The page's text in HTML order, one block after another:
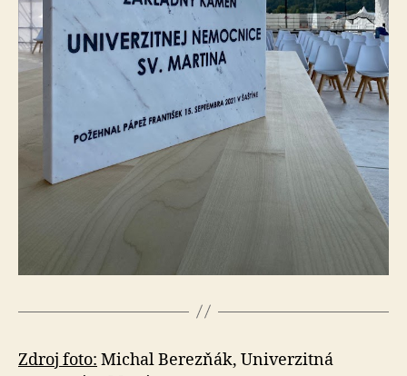
Zdroj foto: Michal Berezňák, Univerzitná